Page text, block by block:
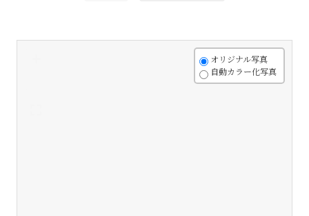
オリジナル写真
自動カラー化写真